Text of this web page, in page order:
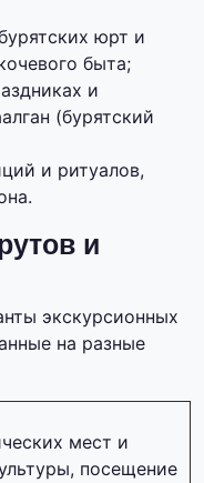
юрт и
быта;
и
(бурятский
и ритуалов,
и
экскурсионных
на разные
мест и
посещение